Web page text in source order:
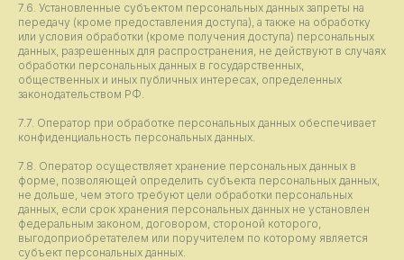
7.6. Установленные субъектом персональных данных запреты на
передачу (кроме предоставления доступа), а также на обработку
или условия обработки (кроме получения доступа) персональных
данных, разрешенных для распространения, не действуют в случаях
обработки персональных данных в государственных,
общественных и иных публичных интересах, определенных
законодательством РФ.
7.7. Оператор при обработке персональных данных обеспечивает
конфиденциальность персональных данных.
7.8. Оператор осуществляет хранение персональных данных в
форме, позволяющей определить субъекта персональных данных,
не дольше, чем этого требуют цели обработки персональных
данных, если срок хранения персональных данных не установлен
федеральным законом, договором, стороной которого,
выгодоприобретателем или поручителем по которому является
субъект персональных данных.